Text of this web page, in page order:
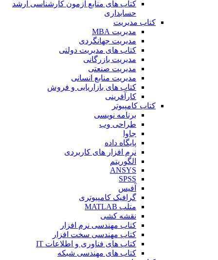
کتاب های منابع آزمون کارشناسی ارشد
حسابداری
کتاب مدیریت
مدیریت MBA
مدیریت جهانگردی
کتاب های مدیریت دولتی
مدیریت بازرگانی
مدیریت صنعتی
مدیریت منابع انسانی
کتاب های بازاریابی و فروش
کارآفرینی
کتاب کامپیوتر
برنامه نویسی
طراحی وب
جاوا
پایگاه داده
نرم افزار های کاربردی
الگوریتم
ANSYS
SPSS
آفیس
گرافیک کامپیوتری
متلب MATLAB
نقشه کشی
کتاب مهندسی نرم افزار
کتاب مهندسی سخت افزار
کتاب های فناوری و اطلاعات IT
کتاب های مهندسی شبکه